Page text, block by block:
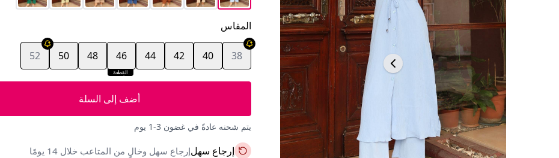
المقاس
38
40
42
44
القطعة
46
48
50
52
أضف إلى السلة
يتم شحنه عادةً في غضون 3-1 يوم
إرجاع سهلإرجاع سهل وخالٍ من المتاعب خلال 14 يومًا